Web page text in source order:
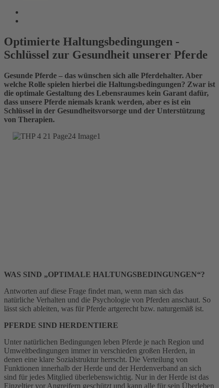
Optimierte Haltungsbedingungen -
Schlüssel zur Gesundheit unserer Pferde
Gesunde Pferde – das wünschen sich alle Pferdehalter. Aber
welche Rolle spielen hierbei die Haltungsbedingungen? Zwar ist
die optimale Gestaltung des Lebensraumes kein Garant dafür,
dass unsere Pferde niemals krank werden, aber es ist ein
Schlüssel in der Gesundheitsvorsorge und der Unterstützung
von Therapien.
WAS SIND „OPTIMALE HALTUNGSBEDINGUNGEN“?
Antworten auf diese Frage findet man, wenn man sich das
natürliche Verhalten und die Psychologie von Pferden anschaut. So
lässt sich ableiten, was für Pferde artgerecht bzw. naturgemäß ist.
PFERDE SIND HERDENTIERE
Unter natürlichen Bedingungen leben Pferde je nach Region und
Umweltbedingungen immer in verschieden großen Herden, in
denen eine klare Sozialstruktur herrscht. Die Verteilung von
Funktionen innerhalb der Herde und der Herdenverband an sich
sind für jedes Mitglied überlebenswichtig. Nur in der Herde ist das
Einzeltier vor Angreifern geschützt und kann alle für sein Überleben